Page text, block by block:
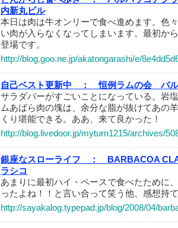
内新丸ビル
本日は肉は牛オンリーで食べ進めます。色
い肉が入らなくなってしまいます。最初か
登場です。
http://blog.goo.ne.jp/akatongarashi/e/
自己ベスト更新中 ：
恒例ラムの会 バ
サラダバーがすごいことになっている。岩
ムあばら肉の塊は、余分な脂が抜けてあの
くり堪能できる。ああ、来て良かった！
http://blog.livedoor.jp/myturn1215/archives/
銀座なスローライフ ：
BARBACOA
ラシコ
あまりに最初ハイ・ペースで食べたために
ったよね！！と言い合って笑う他、感想持
http://sayakalog.typepad.jp/blog/2008/04/